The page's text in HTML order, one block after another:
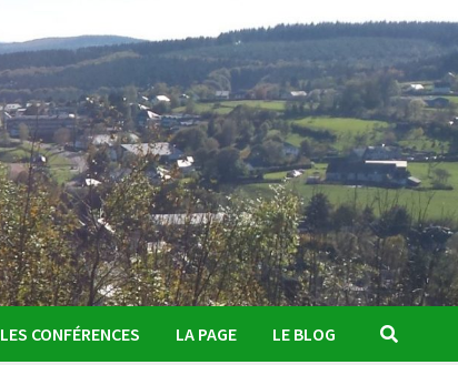
LES CONFÉRENCES LA PAGE LE BLOG